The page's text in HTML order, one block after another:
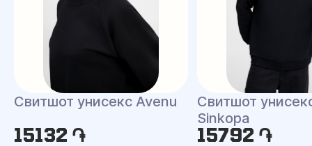
Свитшот унисекс Avenu
15132 ֏
Свитшот
Sinkopa
15792 ֏